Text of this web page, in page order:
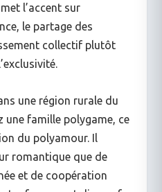
l’accent sur
le partage des
collectif plutôt
une région rurale du
une famille polygame, ce
du polyamour. Il
romantique que de
et de coopération